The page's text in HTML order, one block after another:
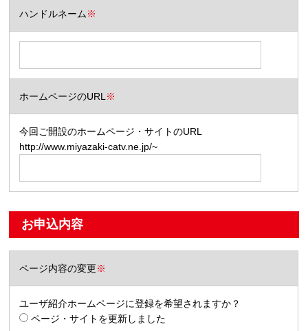
ハンドルネーム ※
ホームページのURL ※
今回ご開設のホームページ・サイトのURL
http://www.miyazaki-catv.ne.jp/~
お申込内容
ページ内容の変更※
ユーザ紹介ホームページに登録を希望されますか？
ページ・サイトを更新しました